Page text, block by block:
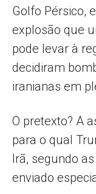
Golfo Pérsico,
explosão que
pode levar à
decidiram
iranianas em
O pretexto? A
para o qual
Irã, segundo
enviado